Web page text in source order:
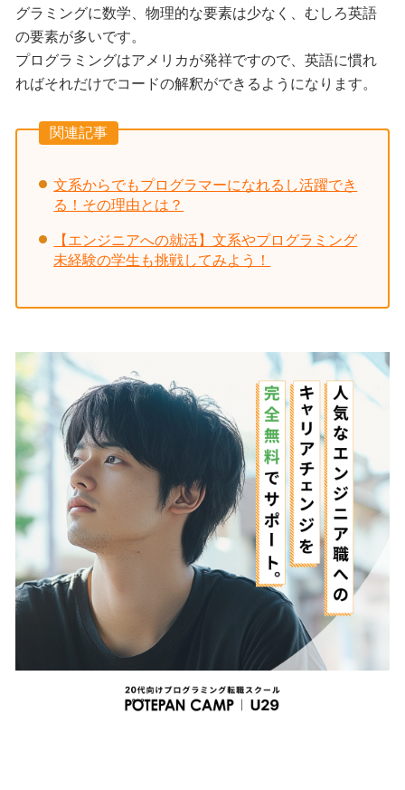
グラミングに数学、物理的な要素は少なく、むしろ英語
の要素が多いです。
プログラミングはアメリカが発祥ですので、英語に慣れ
ればそれだけでコードの解釈ができるようになります。
関連記事
文系からでもプログラマーになれるし活躍でき
る！その理由とは？
【エンジニアへの就活】文系やプログラミング
未経験の学生も挑戦してみよう！